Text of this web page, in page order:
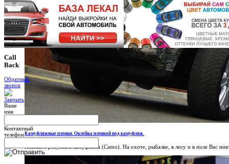
Камуфляжные пленки. Оклейка пленкой под камуфляж.
Пленки с рисунком камуфляжа (Camo). На охоте, рыбалке, в лесу и в поле Вас
Call
Back
Обратный
звонок
Ваше
имя
Контактный
телефон